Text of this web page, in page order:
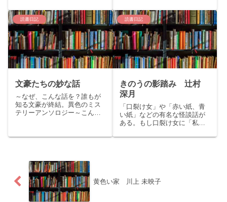
いないことが多い。もし、そ
れがいい思い出として残って
いるのなら、それはとても大
切な時間だったってこと。
story中学三年生の彗子は両親
の...
「未来」の紹介を致します。
story「こんにちは、章子。私
は20年後のあなた、30歳の章
子です。あなたはきっと...
読書日記
文豪たちの妙な話
～なぜ、こんな話を？誰もが
知る文豪が終結。異色のミス
テリーアンソロジー～こんに
のアンソロジー『文豪たちの
外、芥川龍之介、梶井基次
郎、佐...
読書日記
きのうの影踏み 辻村
深月
「口裂け女」や「赤い紙、青
い紙」などの有名な怪談話が
ある。もし口裂け女に「私、
れいじゃない」と答えたら…
さにそう...
黄色い家 川上 未映子